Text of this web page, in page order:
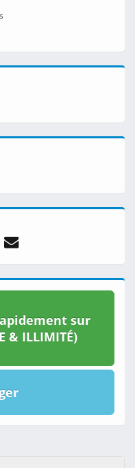
sur
& ILLIMITÉ)